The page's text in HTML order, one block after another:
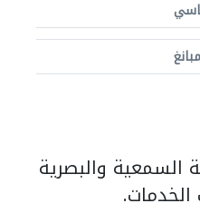
السمعية والبصرية
الخدمات.